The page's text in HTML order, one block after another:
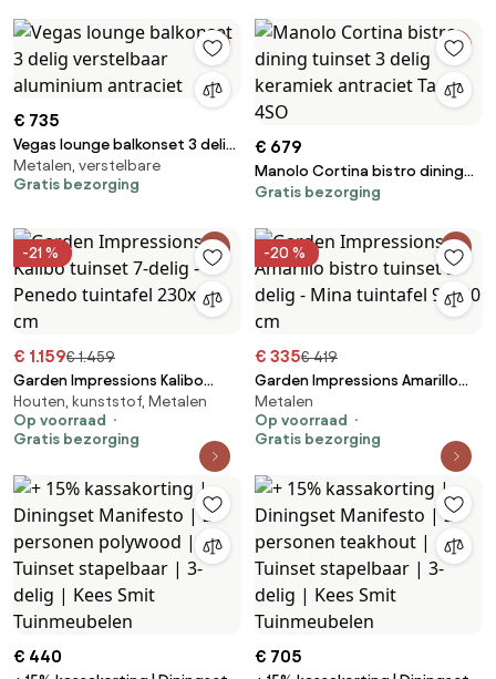
€ 735
Vegas lounge balkonset 3 delig
verstelbaar aluminium
antraciet
Metalen, verstelbare
Gratis bezorging
€ 679
Manolo Cortina bistro dining
tuinset 3 delig keramiek
Gratis bezorging
-21 %
€ 1.159€ 1.459
Garden Impressions Kalibo
tuinset 7-delig - Penedo
tuintafel 230x100 cm
Houten, kunststof, Metalen
Op voorraad
Gratis bezorging
-20 %
€ 335€ 419
Garden Impressions Amarillo
bistro tuinset 3-delig - Mina
tuintafel 90x90 cm
Metalen
Op voorraad
Gratis bezorging
€ 440 € 705